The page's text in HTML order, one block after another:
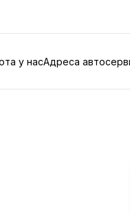
у насАдреса